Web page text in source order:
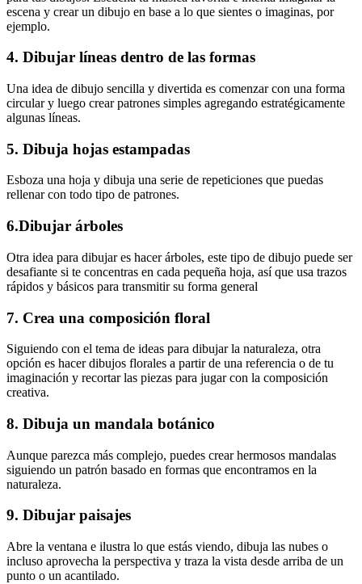
escena y crear un dibujo en base a lo que sientes o imaginas, por
ejemplo.
4. Dibujar líneas dentro de las formas
Una idea de dibujo sencilla y divertida es comenzar con una forma
circular y luego crear patrones simples agregando estratégicamente
algunas líneas.
5. Dibuja hojas estampadas
Esboza una hoja y dibuja una serie de repeticiones que puedas
rellenar con todo tipo de patrones.
6.Dibujar árboles
Otra idea para dibujar es hacer árboles, este tipo de dibujo puede ser
desafiante si te concentras en cada pequeña hoja, así que usa trazos
rápidos y básicos para transmitir su forma general
7. Crea una composición floral
Siguiendo con el tema de ideas para dibujar la naturaleza, otra
opción es hacer dibujos florales a partir de una referencia o de tu
imaginación y recortar las piezas para jugar con la composición
creativa.
8. Dibuja un mandala botánico
Aunque parezca más complejo, puedes crear hermosos mandalas
siguiendo un patrón basado en formas que encontramos en la
naturaleza.
9. Dibujar paisajes
Abre la ventana e ilustra lo que estás viendo, dibuja las nubes o
incluso aprovecha la perspectiva y traza la vista desde arriba de un
punto o un acantilado.